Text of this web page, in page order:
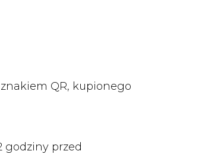
QR, kupionego
godziny przed